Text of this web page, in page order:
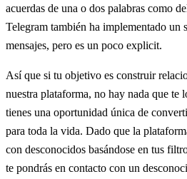
acuerdas de una o dos palabras como
Telegram también ha implementado un
mensajes, pero es un poco explicit.
Así que si tu objetivo es construir
nuestra plataforma, no hay nada que te
tienes una oportunidad única de
para toda la vida. Dado que la
con desconocidos basándose en tus
te pondrás en contacto con un